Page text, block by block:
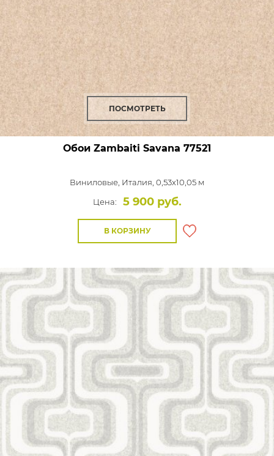
ПОСМОТРЕТЬ
Обои Zambaiti Savana 77521
Виниловые, Италия, 0,53x10,05 м
Цена:
5 900 руб.
В КОРЗИНУ